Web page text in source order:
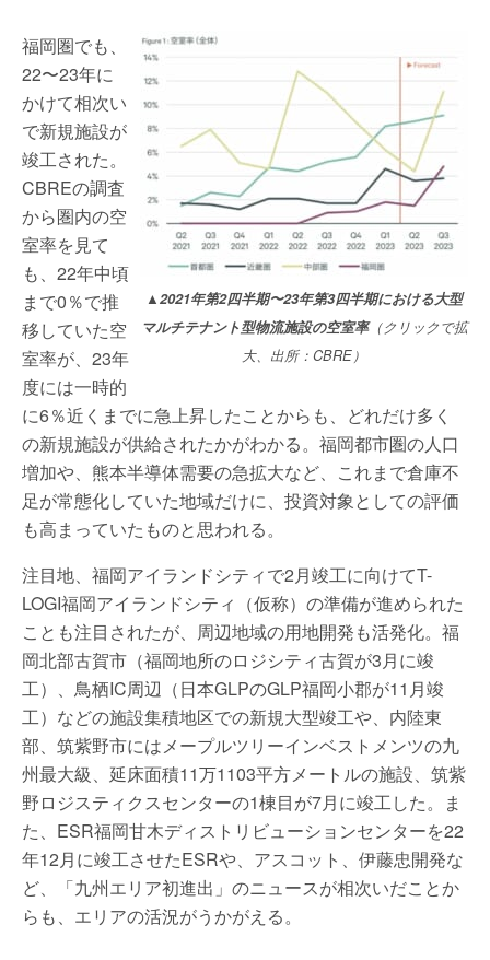
▲2021年第2四半期〜23年第3四半期における大型
マルチテナント型物流施設の空室率（クリックで拡
大、出所：CBRE）
福岡圏でも、
22〜23年に
かけて相次い
で新規施設が
竣工された。
CBREの調査
から圏内の空
室率を見て
も、22年中頃
まで0％で推
移していた空
室率が、23年
度には一時的
に6％近くまでに急上昇したことからも、どれだけ多く
の新規施設が供給されたかがわかる。福岡都市圏の人口
増加や、熊本半導体需要の急拡大など、これまで倉庫不
足が常態化していた地域だけに、投資対象としての評価
も高まっていたものと思われる。
注目地、福岡アイランドシティで2月竣工に向けてT-
LOGI福岡アイランドシティ（仮称）の準備が進められた
ことも注目されたが、周辺地域の用地開発も活発化。福
岡北部古賀市（福岡地所のロジシティ古賀が3月に竣
工）、鳥栖IC周辺（日本GLPのGLP福岡小郡が11月竣
工）などの施設集積地区での新規大型竣工や、内陸東
部、筑紫野市にはメープルツリーインベストメンツの九
州最大級、延床面積11万1103平方メートルの施設、筑紫
野ロジスティクスセンターの1棟目が7月に竣工した。ま
た、ESR福岡甘木ディストリビューションセンターを22
年12月に竣工させたESRや、アスコット、伊藤忠開発な
ど、「九州エリア初進出」のニュースが相次いだことか
らも、エリアの活況がうかがえる。